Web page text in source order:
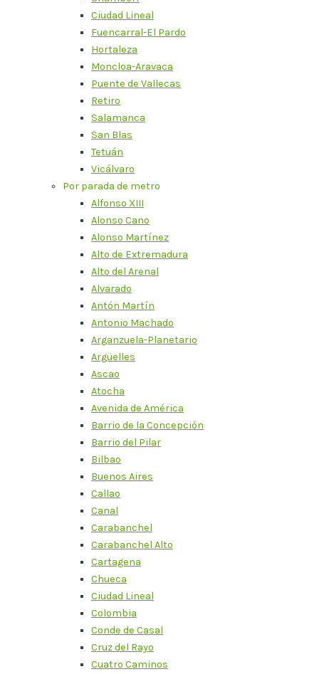
Ciudad Lineal
Fuencarral-El Pardo
Hortaleza
Moncloa-Aravaca
Puente de Vallecas
Retiro
Salamanca
San Blas
Tetuán
Vicálvaro
Por parada de metro
Alfonso XIII
Alonso Cano
Alonso Martínez
Alto de Extremadura
Alto del Arenal
Alvarado
Antón Martín
Antonio Machado
Arganzuela-Planetario
Argüelles
Ascao
Atocha
Avenida de América
Barrio de la Concepción
Barrio del Pilar
Bilbao
Buenos Aires
Callao
Canal
Carabanchel
Carabanchel Alto
Cartagena
Chueca
Ciudad Lineal
Colombia
Conde de Casal
Cruz del Rayo
Cuatro Caminos